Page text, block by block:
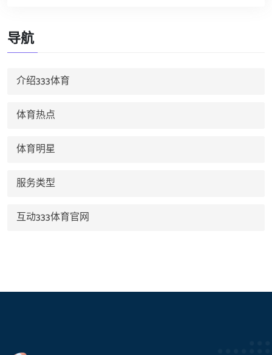
导航
介绍333体育
体育热点
体育明星
服务类型
互动333体育官网